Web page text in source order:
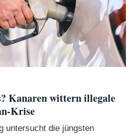
Kanaren wittern illegale
Krise
untersucht die jüngsten